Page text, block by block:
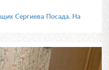
Сергиева Посада. На